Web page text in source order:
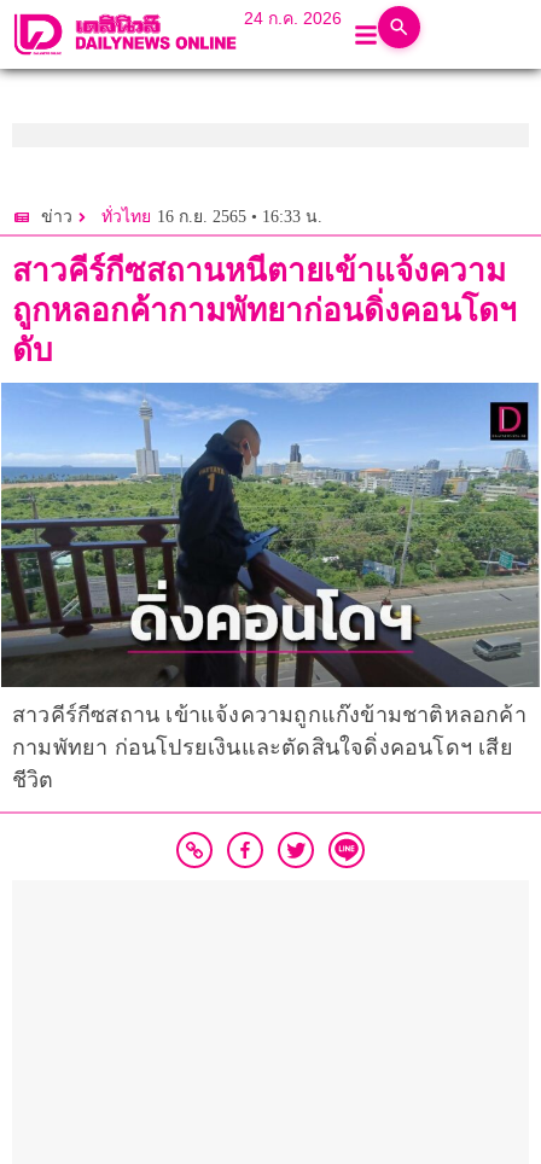
24 ก.ค. 2026
ข่าว ทั่วไทย 16 ก.ย. 2565 • 16:33 น.
สาวคีร์กีซสถานหนีตายเข้าแจ้งความ
ถูกหลอกค้ากามพัทยาก่อนดิ่งคอนโดฯ
ดับ
สาวคีร์กีซสถาน เข้าแจ้งความถูกแก๊งข้ามชาติหลอกค้า
กามพัทยา ก่อนโปรยเงินและตัดสินใจดิ่งคอนโดฯ เสีย
ชีวิต